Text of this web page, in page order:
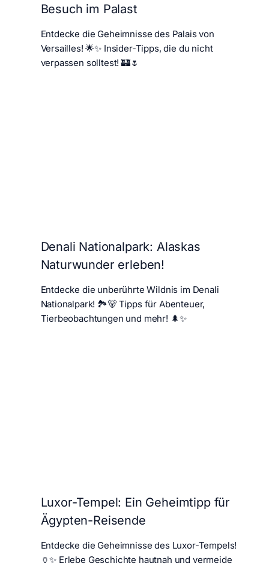
Besuch im Palast
Entdecke die Geheimnisse des Palais von
Versailles! 🌟✨ Insider-Tipps, die du nicht
verpassen solltest! 🏰🌷
Denali Nationalpark: Alaskas
Naturwunder erleben!
Entdecke die unberührte Wildnis im Denali
Nationalpark! 🏞️🐻 Tipps für Abenteuer,
Tierbeobachtungen und mehr! 🌲✨
Luxor-Tempel: Ein Geheimtipp für
Ägypten-Reisende
Entdecke die Geheimnisse des Luxor-Tempels!
🏺✨ Erlebe Geschichte hautnah und vermeide